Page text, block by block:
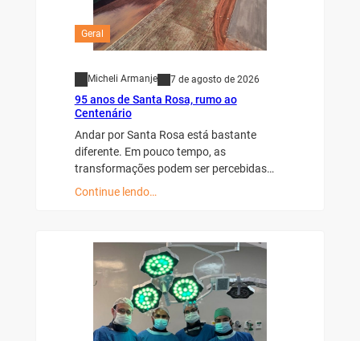
Geral
Micheli Armanje 7 de agosto de 2026
95 anos de Santa Rosa, rumo ao
Centenário
Andar por Santa Rosa está bastante
diferente. Em pouco tempo, as
transformações podem ser percebidas…
Continue lendo…